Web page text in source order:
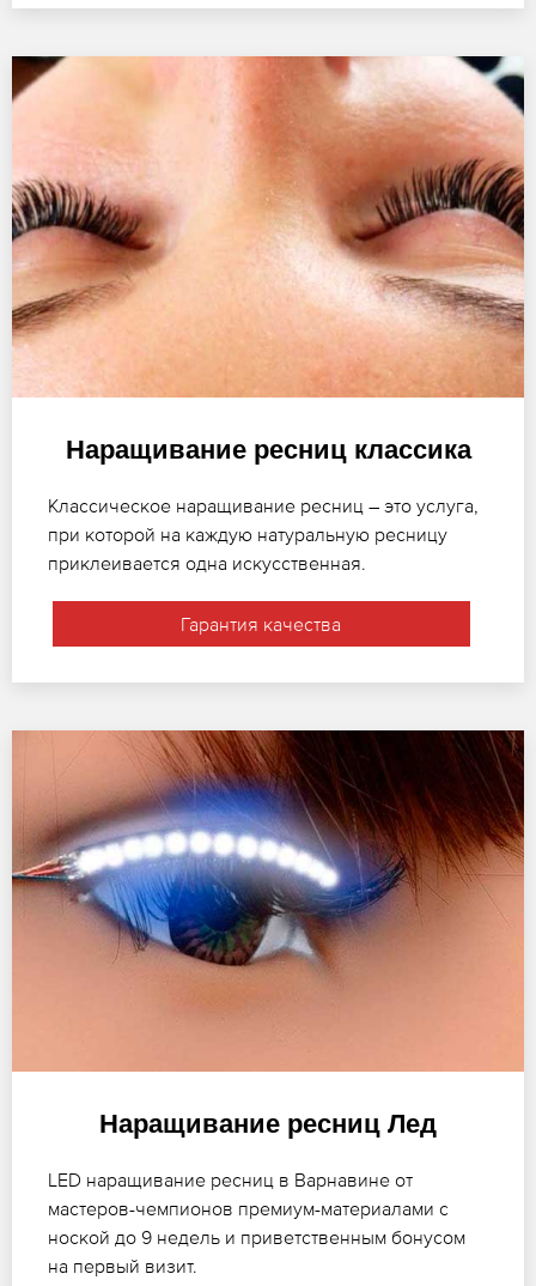
Наращивание ресниц классика
Классическое наращивание ресниц – это услуга,
при которой на каждую натуральную ресницу
приклеивается одна искусственная.
Гарантия качества
Наращивание ресниц Лед
LED наращивание ресниц в Варнавине от
мастеров-чемпионов премиум-материалами с
ноской до 9 недель и приветственным бонусом
на первый визит.